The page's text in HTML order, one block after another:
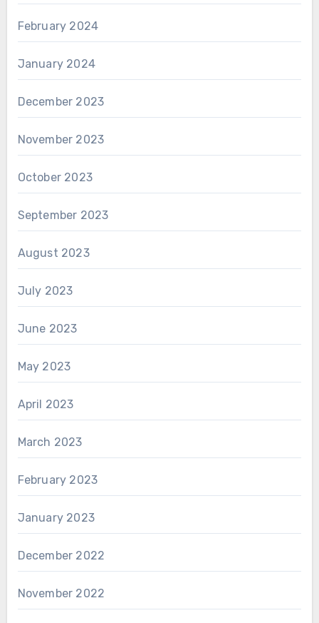
February 2024
January 2024
December 2023
November 2023
October 2023
September 2023
August 2023
July 2023
June 2023
May 2023
April 2023
March 2023
February 2023
January 2023
December 2022
November 2022